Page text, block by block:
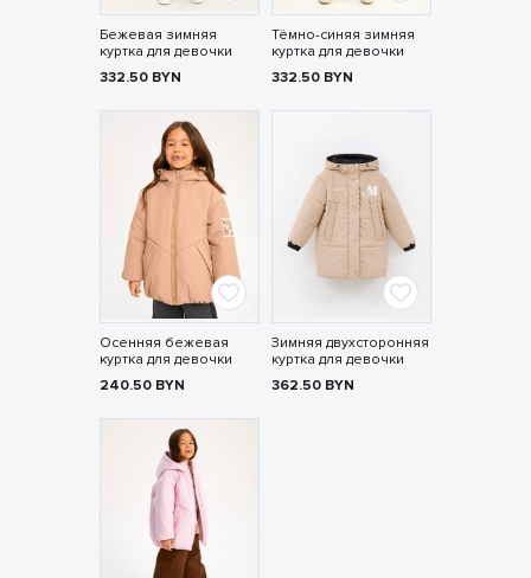
Бежевая зимняя
куртка для девочки
332.50 BYN
Тёмно-синяя зимняя
куртка для девочки
332.50 BYN
Осенняя бежевая
куртка для девочки
240.50 BYN
Зимняя двухсторонняя
куртка для девочки
362.50 BYN